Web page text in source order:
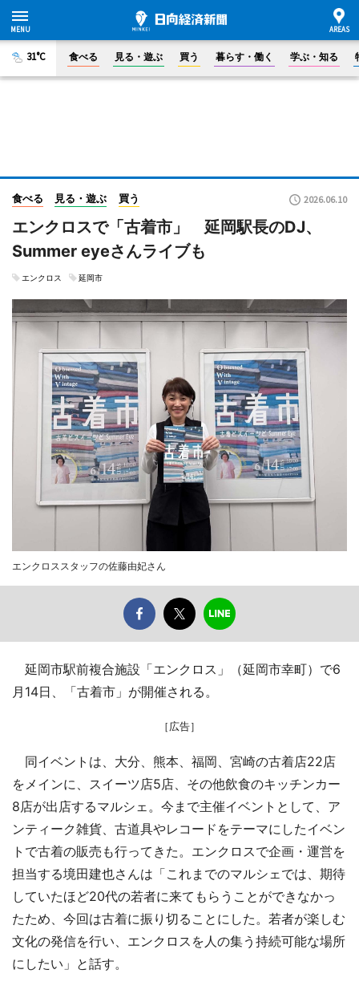
31°C 食べる 見る・遊ぶ 買う 暮らす・働く 学ぶ・知る
食べる 見る・遊ぶ 買う 2026.06.10
エンクロスで「古着市」 延岡駅長のDJ、
Summer eyeさんライブも
エンクロス 延岡市
エンクロススタッフの佐藤由妃さん
延岡市駅前複合施設「エンクロス」（延岡市幸町）で6
月14日、「古着市」が開催される。
［広告］
同イベントは、大分、熊本、福岡、宮崎の古着店22店
をメインに、スイーツ店5店、その他飲食のキッチンカー
8店が出店するマルシェ。今まで主催イベントとして、ア
ンティーク雑貨、古道具やレコードをテーマにしたイベン
トで古着の販売も行ってきた。エンクロスで企画・運営を
担当する境田建也さんは「これまでのマルシェでは、期待
していたほど20代の若者に来てもらうことができなかっ
たため、今回は古着に振り切ることにした。若者が楽しむ
文化の発信を行い、エンクロスを人の集う持続可能な場所
にしたい」と話す。